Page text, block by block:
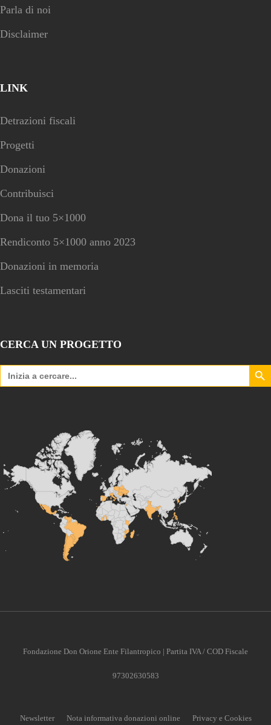
Parla di noi
Disclaimer
LINK
Detrazioni fiscali
Progetti
Donazioni
Contribuisci
Dona il tuo 5×1000
Rendiconto 5×1000 anno 2023
Donazioni in memoria
Lasciti testamentari
CERCA UN PROGETTO
Search
for:
Search
Fondazione Don Orione Ente Filantropico | Partita IVA / COD Fiscale
97302630583
Newsletter Nota informativa donazioni online Privacy e Cookies